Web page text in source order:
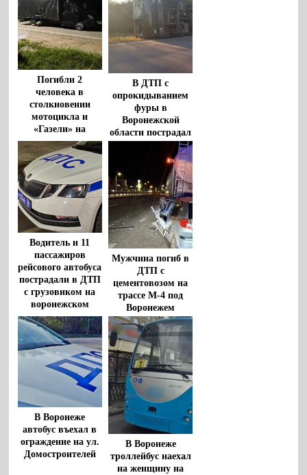
Погибли 2
человека в
столкновении
мотоцикла и
«Газели» на
воронежской
трассе
В ДТП с
опрокидыванием
фуры в
Воронежской
области пострадал
водитель
Водитель и 11
пассажиров
рейсового автобуса
пострадали в ДТП
с грузовиком на
воронежском
участке М-4 «Дон»
Мужчина погиб в
ДТП с
цементовозом на
трассе М-4 под
Воронежем
В Воронеже
автобус въехал в
ограждение на ул.
Домостроителей
В Воронеже
троллейбус наехал
на женщину на